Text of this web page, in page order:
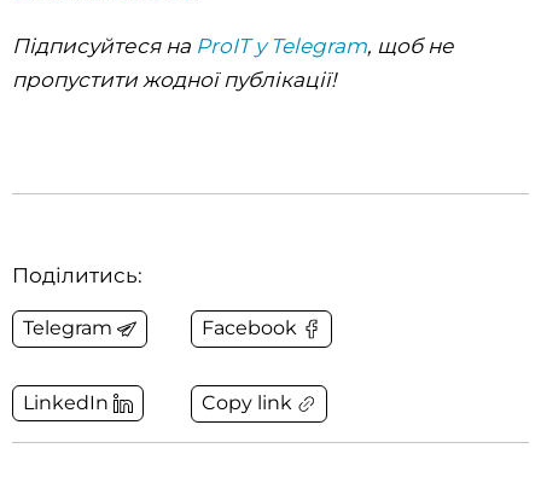
Підписуйтеся на ProIT у Telegram, щоб не
пропустити жодної публікації!
Поділитись:
Telegram Facebook
LinkedIn Copy link